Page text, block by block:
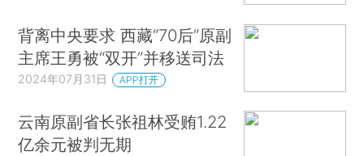
背离中央要求 西藏“70后”原副
主席王勇被“双开”并移送司法
2024年07月31日 APP打开
云南原副省长张祖林受贿1.22
亿余元被判无期